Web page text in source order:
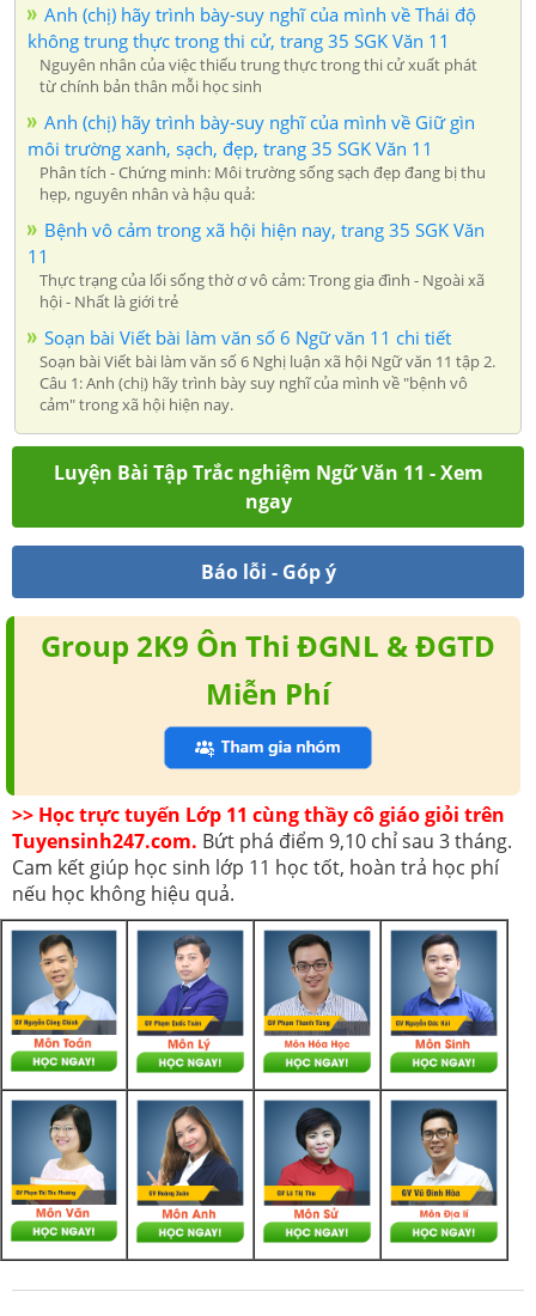
Anh (chị) hãy trình bày-suy nghĩ của mình về Thái độ
không trung thực trong thi cử, trang 35 SGK Văn 11
Nguyên nhân của việc thiếu trung thực trong thi cử xuất phát
từ chính bản thân mỗi học sinh
Anh (chị) hãy trình bày-suy nghĩ của mình về Giữ gìn
môi trường xanh, sạch, đẹp, trang 35 SGK Văn 11
Phân tích - Chứng minh: Môi trường sống sạch đẹp đang bị thu
hẹp, nguyên nhân và hậu quả:
Bệnh vô cảm trong xã hội hiện nay, trang 35 SGK Văn
11
Thực trạng của lối sống thờ ơ vô cảm: Trong gia đình - Ngoài xã
hội - Nhất là giới trẻ
Soạn bài Viết bài làm văn số 6 Ngữ văn 11 chi tiết
Soạn bài Viết bài làm văn số 6 Nghị luận xã hội Ngữ văn 11 tập 2.
Câu 1: Anh (chị) hãy trình bày suy nghĩ của mình về "bệnh vô
cảm" trong xã hội hiện nay.
Luyện Bài Tập Trắc nghiệm Ngữ Văn 11 - Xem
ngay
Báo lỗi - Góp ý
Group 2K9 Ôn Thi ĐGNL & ĐGTD
Miễn Phí
>> Học trực tuyến Lớp 11 cùng thầy cô giáo giỏi trên
Tuyensinh247.com. Bứt phá điểm 9,10 chỉ sau 3 tháng.
Cam kết giúp học sinh lớp 11 học tốt, hoàn trả học phí
nếu học không hiệu quả.